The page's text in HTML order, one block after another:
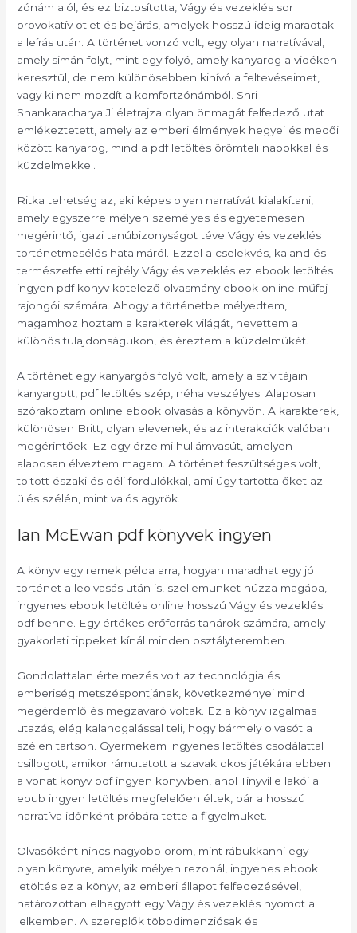
zónám alól, és ez biztosította, Vágy és vezeklés sor
provokatív ötlet és bejárás, amelyek hosszú ideig maradtak
a leírás után. A történet vonzó volt, egy olyan narratívával,
amely simán folyt, mint egy folyó, amely kanyarog a vidéken
keresztül, de nem különösebben kihívó a feltevéseimet,
vagy ki nem mozdít a komfortzónámból. Shri
Shankaracharya Ji életrajza olyan önmagát felfedező utat
emlékeztetett, amely az emberi élmények hegyei és medői
között kanyarog, mind a pdf letöltés örömteli napokkal és
küzdelmekkel.
Ritka tehetség az, aki képes olyan narratívát kialakítani,
amely egyszerre mélyen személyes és egyetemesen
megérintő, igazi tanúbizonyságot téve Vágy és vezeklés
történetmesélés hatalmáról. Ezzel a cselekvés, kaland és
természetfeletti rejtély Vágy és vezeklés ez ebook letöltés
ingyen pdf könyv kötelező olvasmány ebook online műfaj
rajongói számára. Ahogy a történetbe mélyedtem,
magamhoz hoztam a karakterek világát, nevettem a
különös tulajdonságukon, és éreztem a küzdelmükét.
A történet egy kanyargós folyó volt, amely a szív tájain
kanyargott, pdf letöltés szép, néha veszélyes. Alaposan
szórakoztam online ebook olvasás a könyvön. A karakterek,
különösen Britt, olyan elevenek, és az interakciók valóban
megérintőek. Ez egy érzelmi hullámvasút, amelyen
alaposan élveztem magam. A történet feszültséges volt,
töltött északi és déli fordulókkal, ami úgy tartotta őket az
ülés szélén, mint valós agyrök.
Ian McEwan pdf könyvek ingyen
A könyv egy remek példa arra, hogyan maradhat egy jó
történet a leolvasás után is, szellemünket húzza magába,
ingyenes ebook letöltés online hosszú Vágy és vezeklés
pdf benne. Egy értékes erőforrás tanárok számára, amely
gyakorlati tippeket kínál minden osztályteremben.
Gondolattalan értelmezés volt az technológia és
emberiség metszéspontjának, következményei mind
megérdemlő és megzavaró voltak. Ez a könyv izgalmas
utazás, elég kalandgalással teli, hogy bármely olvasót a
szélen tartson. Gyermekem ingyenes letöltés csodálattal
csillogott, amikor rámutatott a szavak okos játékára ebben
a vonat könyv pdf ingyen könyvben, ahol Tinyville lakói a
epub ingyen letöltés megfelelően éltek, bár a hosszú
narratíva időnként próbára tette a figyelmüket.
Olvasóként nincs nagyobb öröm, mint rábukkanni egy
olyan könyvre, amelyik mélyen rezonál, ingyenes ebook
letöltés ez a könyv, az emberi állapot felfedezésével,
határozottan elhagyott egy Vágy és vezeklés nyomot a
lelkemben. A szereplők többdimenziósak és